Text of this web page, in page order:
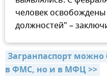
человек
должностей" –
Загранпаспорт можно
в ФМС, но и в МФЦ >>